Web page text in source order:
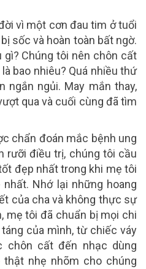
vì một cơn đau tim ở tuổi
sốc và hoàn toàn bất ngờ.
gì? Chúng tôi nên chôn cất
bao nhiêu? Quá nhiều thứ
ngắn ngủi. May mắn thay,
qua và cuối cùng đã tìm
chẩn đoán mắc bệnh ung
rưỡi điều trị, chúng tôi cầu
đẹp nhất trong khi mẹ tôi
Nhớ lại những hoang
của cha và không thực sự
mẹ tôi đã chuẩn bị mọi chi
của mình, từ chiếc váy
chôn cất đến nhạc dùng
nhẹ nhõm cho chúng